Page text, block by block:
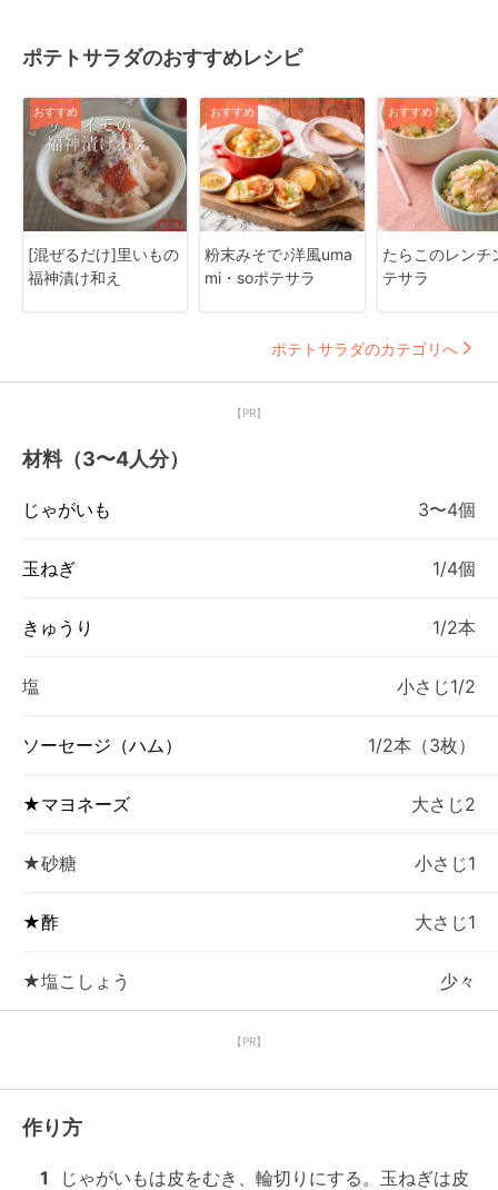
ポテトサラダのおすすめレシピ
おすすめ
[混ぜるだけ]里いもの
福神漬け和え
おすすめ
粉末みそで♪洋風uma
mi・soポテサラ
おすすめ
たらこのレンチ
テサラ
ポテトサラダのカテゴリへ
【PR】
材料（3〜4人分）
じゃがいも 3〜4個
玉ねぎ 1/4個
きゅうり 1/2本
塩 小さじ1/2
ソーセージ（ハム） 1/2本（3枚）
★マヨネーズ 大さじ2
★砂糖 小さじ1
★酢 大さじ1
★塩こしょう 少々
【PR】
作り方
1
じゃがいもは皮をむき、輪切りにする。玉ねぎは皮